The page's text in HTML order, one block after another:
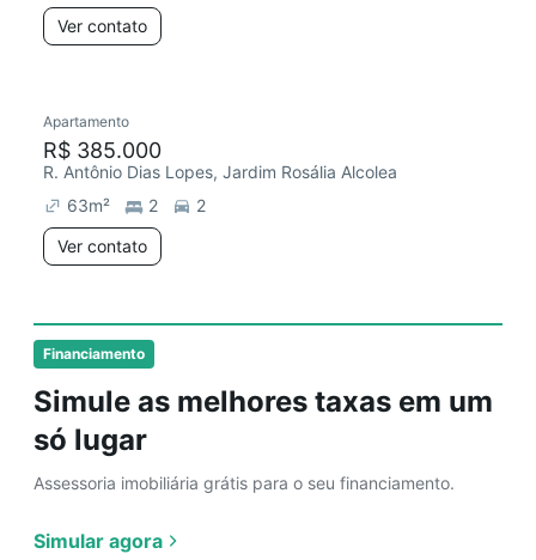
Financiamento
Simule as melhores taxas em um
só lugar
Assessoria imobiliária grátis para o seu financiamento.
Simular agora
Ver contato
Apartamento
R$ 385.000
R. Antônio Dias Lopes, Jardim Rosália Alcolea
63m² 2
2
Ver contato